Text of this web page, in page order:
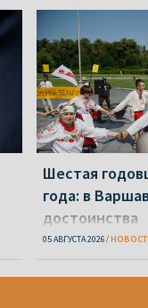
Шестая
года: в
достоинства
05 АВГУСТА 2026